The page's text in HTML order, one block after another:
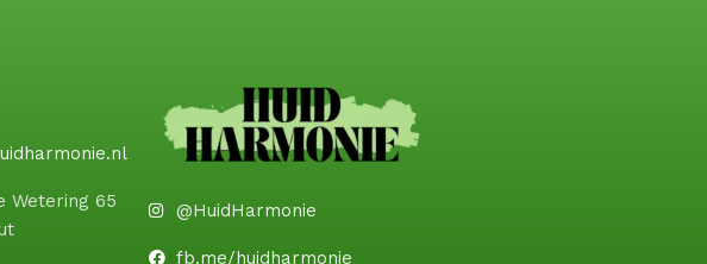
Wetering 65
@HuidHarmonie
fb.me/huidharmonie